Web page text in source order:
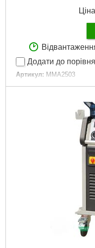
Додати до
Артикул: MMA2503
Код товару: 22.57.42
Діаметр електродів, мм: